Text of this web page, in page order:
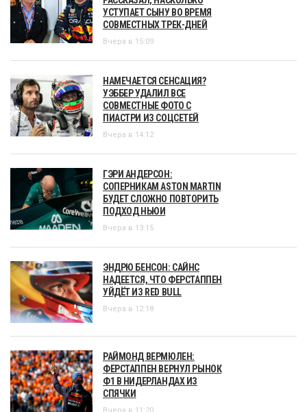
УСТУПАЕТ СЫНУ ВО ВРЕМЯ
СОВМЕСТНЫХ ТРЕК-ДНЕЙ
Вчера в 15:09
НАМЕЧАЕТСЯ СЕНСАЦИЯ?
УЭББЕР УДАЛИЛ ВСЕ
СОВМЕСТНЫЕ ФОТО С
ПИАСТРИ ИЗ СОЦСЕТЕЙ
Вчера в 14:12
ГЭРИ АНДЕРСОН:
СОПЕРНИКАМ ASTON MARTIN
БУДЕТ СЛОЖНО ПОВТОРИТЬ
ПОДХОД НЬЮИ
Вчера в 13:15
ЭНДРЮ БЕНСОН: САЙНС
НАДЕЕТСЯ, ЧТО ФЕРСТАППЕН
УЙДЁТ ИЗ RED BULL
Вчера в 12:18
РАЙМОНД ВЕРМЮЛЕН:
ФЕРСТАППЕН ВЕРНУЛ РЫНОК
Ф1 В НИДЕРЛАНДАХ ИЗ
СПЯЧКИ